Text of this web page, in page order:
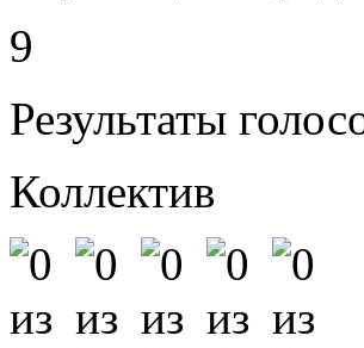
9
Результаты
Коллектив